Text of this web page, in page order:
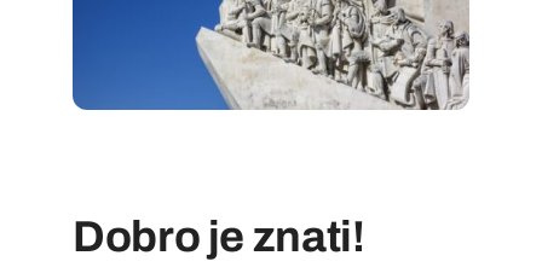
Dobro je znati!